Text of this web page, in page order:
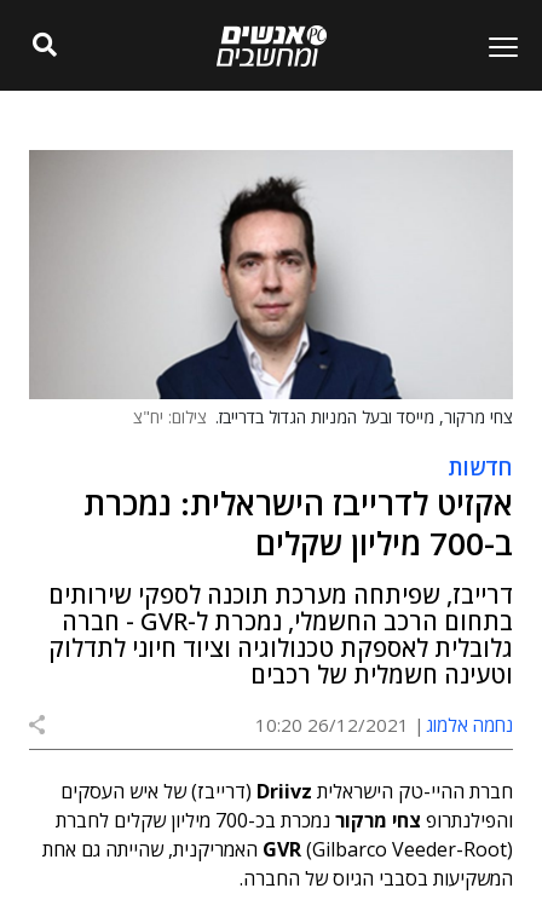
צחי מרקור, מייסד ובעל המניות הגדול בדרייבז. צילום: יח"צ
חדשות
אקזיט לדרייבז הישראלית: נמכרת
ב-700 מיליון שקלים
דרייבז, שפיתחה מערכת תוכנה לספקי שירותים
בתחום הרכב החשמלי, נמכרת ל-GVR - חברה
גלובלית לאספקת טכנולוגיה וציוד חיוני לתדלוק
וטעינה חשמלית של רכבים
נחמה אלמוג 26/12/2021 10:20
חברת ההיי-טק הישראלית Driivz (דרייבז) של איש העסקים
והפילנתרופ צחי מרקור
נמכרת בכ-700 מיליון שקלים לחברת
(Gilbarco Veeder-Root)
GVR האמריקנית, שהייתה גם אחת
המשקיעות בסבבי הגיוס של החברה.